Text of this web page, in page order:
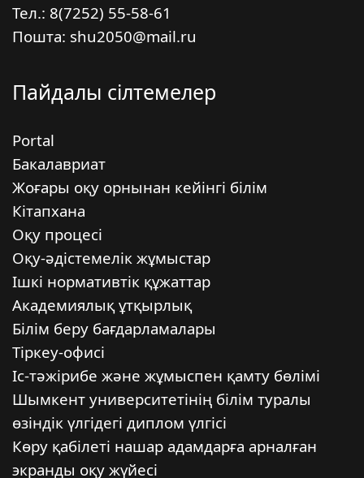
Тел.: 8(7252) 55-58-61
Пошта: shu2050@mail.ru
Пайдалы сілтемелер
Portal
Бакалавриат
Жоғары оқу орнынан кейінгі білім
Кітапхана
Оқу процесі
Оқу-әдістемелік жұмыстар
Ішкі нормативтік құжаттар
Академиялық ұтқырлық
Білім беру бағдарламалары
Тіркеу-офисі
Іс-тәжірибе және жұмыспен қамту бөлімі
Шымкент университетінің білім туралы
өзіндік үлгідегі диплом үлгісі
Көру қабілеті нашар адамдарға арналған
экранды оқу жүйесі